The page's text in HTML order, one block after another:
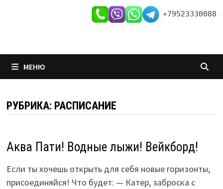
+79523330088
МЕНЮ
РУБРИКА: РАСПИСАНИЕ
Аква Пати! Водные лыжи! Вейкборд!
Если ты хочешь открыть для себя новые горизонты,
присоединяйся! Что будет: — Катер, заброска с